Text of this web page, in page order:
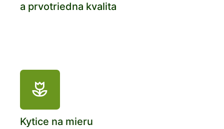
a prvotriedna kvalita
Kytice na mieru